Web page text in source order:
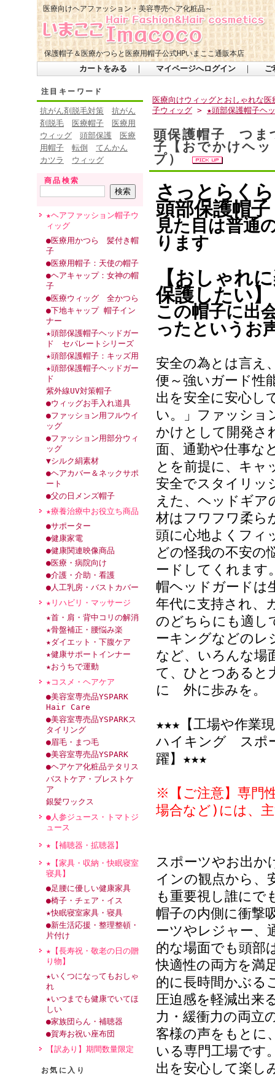
保護帽子＆医療かつらと医療用帽子公式HPいまここ通販本店
医療向けヘアファッション・美容専売ヘア化粧品～
カートをみる ｜ マイページへログイン ｜ ご
注目キーワード
抗がん剤脱毛対策
抗がん
剤脱毛
医療帽子
医療用
ウィッグ
頭部保護
医療
用帽子
転倒
てんかん
カツラ
ウィッグ
商品検索
★ヘアファッション帽子ウ
ィッグ
●医療用かつら 髪付き帽
子
●医療用帽子：天使の帽子
●ヘアキャップ：女神の帽
子
●医療ウィッグ 全かつら
●下地キャップ 帽子イン
ナー
★頭部保護帽子ヘッドガー
ド セパレートシリーズ
★頭部保護帽子：キッズ用
★頭部保護帽子ヘッドガー
ド
紫外線UV対策帽子
●ウィッグお手入れ道具
●ファッション用フルウイ
ッグ
●ファッション用部分ウィ
ッグ
▼シルク絹素材
●ヘアカバー＆ネックサポ
ート
●父の日メンズ帽子
★療養治療中お役立ち商品
●サポーター
●健康家電
●健康関連映像商品
●医療・病院向け
●介護・介助・看護
●人工乳房・バストカバー
★リハビリ・マッサージ
★首・肩・背中コリの解消
★骨盤補正・腰悩み楽
★ダイエット・下腹ケア
★健康サポートインナー
★おうちで運動
★コスメ・ヘアケア
●美容室専売品YSPARK
Hair Care
●美容室専売品YSPARKス
タイリング
●眉毛・まつ毛
●美容室専売品YSPARK
●ヘアケア化粧品テタリス
バストケア・ブレストケ
ア
銀髪ワックス
●人参ジュース・トマトジ
ュース
★【補聴器・拡聴器】
★【家具・収納・快眠寝室
寝具】
●足腰に優しい健康家具
●椅子・チェア・イス
★快眠寝室家具・寝具
●新生活応援・整理整頓・
片付け
★【長寿祝・敬老の日の贈
り物】
★いくつになってもおしゃ
れ
★いつまでも健康でいてほ
しい
●家族団らん・補聴器
●賀寿お祝い座布団
【訳あり】期間数量限定
お気に入り
医療向けウィッグとおしゃれな
子ウィッグ > ★頭部保護帽子ヘ
頭保護帽子 つま
子【おでかけヘ
プ）
さっとらく
頭部保護帽子
見た目は普通
ります
【おしゃれ
保護したい】
この帽子に出
ったというお
安全の為とは言え
便～強いガード性
出を安全に安心し
い。」ファッショ
かけとして開発さ
面、通勤や仕事な
とを前提に、キャ
安全でスタイリッ
えた、ヘッドギア
材はフワフワ柔ら
頭に心地よくフィ
どの怪我の不安の
ードしてくれます
帽ヘッドガードは
年代に支持され、
のどちらにも適し
ーキングなどのレ
など、いろんな場
て、ひとつある
に 外に歩みを。
★★★【工場や作
ハイキング スポ
躍】★★★
※【ご注意】専門
場合など)には、
スポーツやお出か
インの観点から、
も重要視し誰にで
帽子の内側に衝撃
ーツやレジャー、
的な場面でも頭部
快適性の両方を満
的に長時間かぶる
圧迫感を軽減出来
力・緩衝力の両立
客様の声をもとに
いる専門工場です
出を安心して楽し